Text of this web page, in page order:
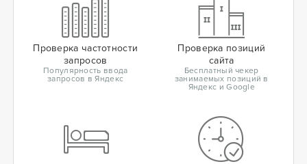
Проверка частотности
запросов
Популярность ввода
запросов в Яндекс
Проверка позиций
сайта
Бесплатный чекер
занимаемых позиций в
Яндекс и Google